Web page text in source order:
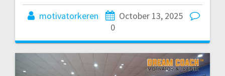
motivatorkeren
October 13, 2025
0